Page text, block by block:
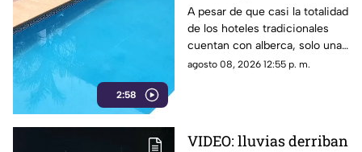
2:58
medidas de seguridad
en albercas de hoteles
tradicionales
A pesar de que casi la totalidad
de los hoteles tradicionales
cuentan con alberca, solo una
mínima parte dispone de
agosto 08, 2026 12:55 p. m.
VIDEO: lluvias derriban